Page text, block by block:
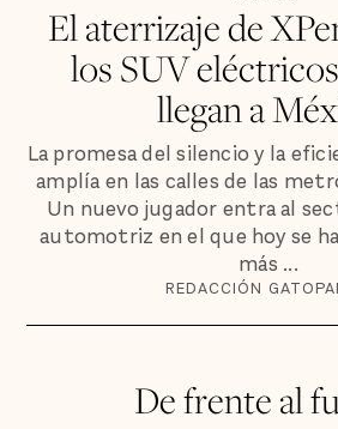
El aterrizaje de
los SUV
llegan a
La promesa del silencio y la
amplía en las calles de las
Un nuevo jugador entra al
automotriz en el que hoy se
más ...
REDACCIÓN
De frente al